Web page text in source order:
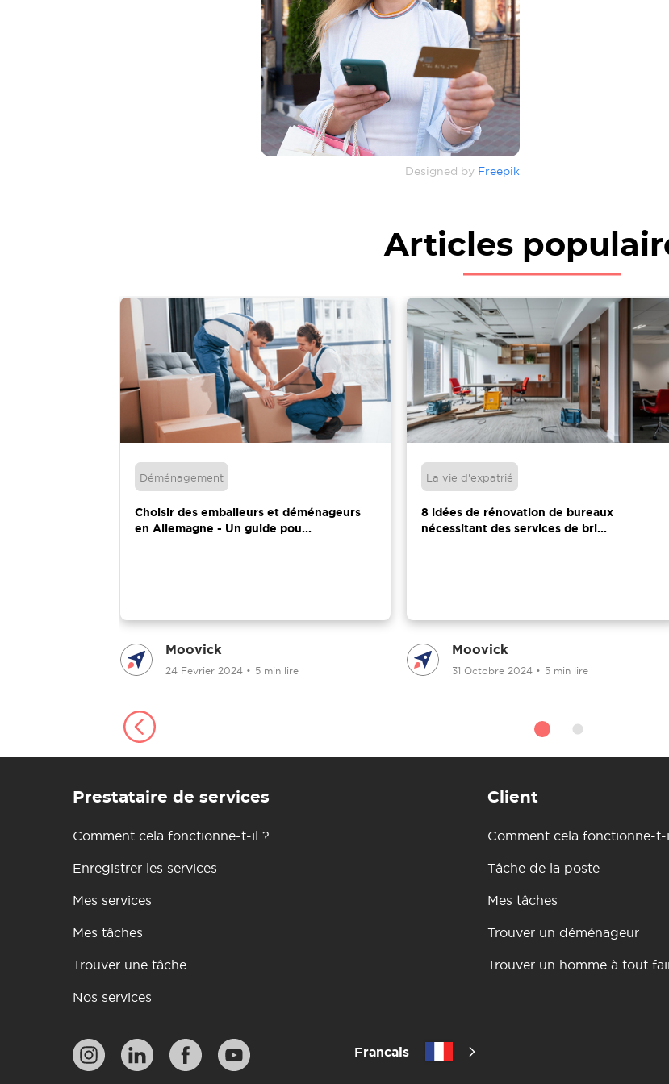
Designed by Freepik
Articles
Déménagement
Choisir des emballeurs et déménageurs
en Allemagne - Un guide pou...
Moovick
24 Fevrier 2024 • 5 min lire
La vie d'expatrié
8 idées de rénovation de bureaux
nécessitant des services de bri...
Moovick
31 Octobre 2024 • 5 min lire
Prestataire de services
Comment cela fonctionne-t-il ?
Enregistrer les services
Mes services
Mes tâches
Trouver une tâche
Nos services
Client
Comment cela fonctionne-t-
Tâche de la poste
Mes tâches
Trouver un déménageur
Trouver un homme à tout
Francais